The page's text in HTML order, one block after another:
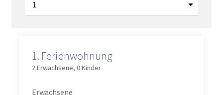
1. Ferienwohnung
2 Erwachsene, 0 Kinder
Erwachsene